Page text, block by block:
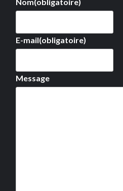
E-mail(obligatoire)
Message